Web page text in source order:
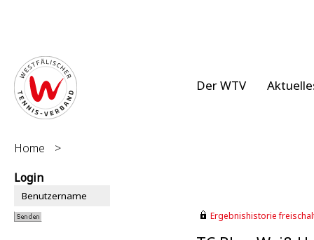
Der WTV
Home
>
Login
Ergebnishistorie